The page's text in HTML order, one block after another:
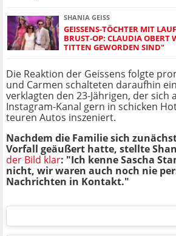
SHANIA GEISS
GEISSENS-TÖCHTER MIT
BRUST-OP: CLAUDIA OBERT
TITTEN GEWORDEN SIND"
Die Reaktion der Geissens folgte
und Carmen schalteten daraufhin
verklagten den 23-Jährigen, der sich
Instagram-Kanal gern in schicken
teuren Autos inszeniert.
Nachdem die Familie sich
Vorfall geäußert hatte, stellte
der Bild klar: "Ich kenne Sascha
nicht, wir waren auch noch nie
Nachrichten in Kontakt."